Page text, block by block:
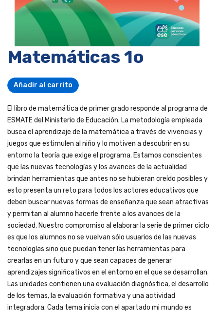
Matemáticas 1o
Añadir al carrito
El libro de matemática de primer grado responde al programa de ESMATE del Ministerio de Educación. La metodología empleada busca el aprendizaje de la matemática a través de vivencias y juegos que estimulen al niño y lo motiven a descubrir en su entorno la teoría que exige el programa. Estamos conscientes que las nuevas tecnologías y los avances de la actualidad brindan herramientas que antes no se hubieran creído posibles y esto presenta un reto para todos los actores educativos que deben buscar nuevas formas de enseñanza que sean atractivas y permitan al alumno hacerle frente a los avances de la sociedad. Nuestro compromiso al elaborar la serie de primer ciclo es que los alumnos no se vuelvan sólo usuarios de las nuevas tecnologías sino que puedan tener las herramientas para crearlas en un futuro y que sean capaces de generar aprendizajes significativos en el entorno en el que se desarrollan. Las unidades contienen una evaluación diagnóstica, el desarrollo de los temas, la evaluación formativa y una actividad integradora. Cada tema inicia con el apartado mi mundo es matemático cuyo objetivo es llamar la atención del alumno con una problemática del entorno que se relacione con el tema. El desarrollo del contenido es gradual y según sea necesario se cubren los temas con los siguientes apartados: De lo concreto a lo abstracto que presenta una situación real y la relaciona con el tema de manera que el alumno pueda concluir el concepto a partir de un ejemplo; Jugando aprendo que motiva a los alumnos a jugar y a partir del juego se le da cumplimiento a los indicadores de logro; y Con mi lápiz que plantea ejercicios para que los resuelvan los estudiantes. Esperamos que el libro motive no solo a los niños usuarios, sino a docentes, padres de familia y tutores en el aprendizaje de la matemática y que disfruten, como lo hizo el equipo de autores, la enseñanza de tan valiosa disciplina. El libro de matemática de primer grado responde al programa de ESMATE del Ministerio de Educación. La metodología empleada busca el aprendizaje de la matemática a través de vivencias y juegos que estimulen al niño y lo motiven a descubrir en su entorno la teoría que exige el programa. Estamos conscientes que las nuevas tecnologías y los avances de la actualidad brindan herramientas que antes no se hubieran creído posibles y esto presenta un reto para todos los actores educativos que deben buscar nuevas formas de enseñanza que sean atractivas y permitan al alumno hacerle frente a los avances de la sociedad. Nuestro compromiso al elaborar la serie de primer ciclo es que los alumnos no se vuelvan sólo usuarios de las nuevas tecnologías sino que puedan tener las herramientas para crearlas en un futuro y que sean capaces de generar aprendizajes significativos en el entorno en el que se desarrollan. Las unidades contienen una evaluación diagnóstica, el desarrollo de los temas, la evaluación formativa y una actividad integradora. Cada tema inicia con el apartado mi mundo es matemático cuyo objetivo es llamar la atención del alumno con una problemática del entorno que se relacione con el tema. El desarrollo del contenido es gradual y según sea necesario se cubren los temas con los siguientes apartados: De lo concreto a lo abstracto que presenta una situación real y la relaciona con el tema de manera que el alumno pueda concluir el concepto a partir de un ejemplo; Jugando aprendo que motiva a los alumnos a jugar y a partir del juego se le da cumplimiento a los indicadores de logro; y Con mi lápiz que plantea ejercicios para que los resuelvan los estudiantes. Esperamos que el libro motive no solo a los niños usuarios, sino a docentes, padres de familia y tutores en el aprendizaje de la matemática y que disfruten, como lo hizo el equipo de autores, la enseñanza de tan valiosa disciplina. El libro de matemática de primer grado responde al programa de ESMATE del Ministerio de Educación. La metodología empleada busca el aprendizaje de la matemática a través de vivencias y juegos que estimulen al niño y lo motiven a descubrir en su entorno la teoría que exige el programa. Estamos conscientes que las nuevas tecnologías y los avances de la actualidad brindan herramientas que antes no se hubieran creído posibles y esto presenta un reto para todos los actores educativos que deben buscar nuevas formas de enseñanza que sean atractivas y permitan al alumno hacerle frente a los avances de la sociedad. Nuestro compromiso al elaborar la serie de primer ciclo es que los alumnos no se vuelvan sólo usuarios de las nuevas tecnologías sino que puedan tener las herramientas para crearlas en un futuro y que sean capaces de generar aprendizajes significativos en el entorno en el que se desarrollan. Las unidades contienen una evaluación diagnóstica, el desarrollo de los temas, la evaluación formativa y una actividad integradora. Cada tema inicia con el apartado mi mundo es matemático cuyo objetivo es llamar la atención del alumno con una problemática del entorno que se relacione con el tema. El desarrollo del contenido es gradual y según sea necesario se cubren los temas con los siguientes apartados: De lo concreto a lo abstracto que presenta una situación real y la relaciona con el tema de manera que el alumno pueda concluir el concepto a partir de un ejemplo; Jugando aprendo que motiva a los alumnos a jugar y a partir del juego se le da cumplimiento a los indicadores de logro; y Con mi lápiz que plantea ejercicios para que los resuelvan los estudiantes. Esperamos que el libro motive no solo a los niños usuarios, sino a docentes, padres de familia y tutores en el aprendizaje de la matemática y que disfruten, como lo hizo el equipo de autores, la enseñanza de tan valiosa disciplina. El libro de matemática de primer grado responde al programa de ESMATE del Ministerio de Educación. La metodología empleada busca el aprendizaje de la matemática a través de vivencias y juegos que estimulen al niño y lo motiven a descubrir en su entorno la teoría que exige el programa. Estamos conscientes que las nuevas tecnologías y los avances de la actualidad brindan herramientas que antes no se hubieran creído posibles y esto presenta un reto para todos los actores educativos que deben buscar nuevas formas de enseñanza que sean atractivas y permitan al alumno hacerle frente a los avances de la sociedad. Nuestro compromiso al elaborar la serie de primer ciclo es que los alumnos no se vuelvan sólo usuarios de las nuevas tecnologías sino que puedan tener las herramientas para crearlas en un futuro y que sean capaces de generar aprendizajes significativos en el entorno en el que se desarrollan. Las unidades contienen una evaluación diagnóstica, el desarrollo de los temas, la evaluación formativa y una actividad integradora. Cada tema inicia con el apartado mi mundo es matemático cuyo objetivo es llamar la atención del alumno con una problemática del entorno que se relacione con el tema. El desarrollo del contenido es gradual y según sea necesario se cubren los temas con los siguientes apartados: De lo concreto a lo abstracto que presenta una situación real y la relaciona con el tema de manera que el alumno pueda concluir el concepto a partir de un ejemplo; Jugando aprendo que motiva a los alumnos a jugar y a partir del juego se le da cumplimiento a los indicadores de logro; y Con mi lápiz que plantea ejercicios para que los resuelvan los estudiantes. Esperamos que el libro motive no solo a los niños usuarios, sino a docentes, padres de familia y tutores en el aprendizaje de la matemática y que disfruten, como lo hizo el equipo de autores, la enseñanza de tan valiosa disciplina. El libro de matemática de primer grado responde al programa de ESMATE del Ministerio de Educación. La metodología empleada busca el aprendizaje de la matemática a través de vivencias y juegos que estimulen al niño y lo motiven a descubrir en su entorno la teoría que exige el programa. Estamos conscientes que las nuevas tecnologías y los avances de la actualidad brindan herramientas que antes no se hubieran creído posibles y esto presenta un reto para todos los actores educativos que deben buscar nuevas formas de enseñanza que sean atractivas y permitan al alumno hacerle frente a los avances de la sociedad. Nuestro compromiso al elaborar la serie de primer ciclo es que los alumnos no se vuelvan sólo usuarios de las nuevas tecnologías sino que puedan tener las herramientas para crearlas en un futuro y que sean capaces de generar aprendizajes significativos en el entorno en el que se desarrollan. Las unidades contienen una evaluación diagnóstica, el desarrollo de los temas, la evaluación formativa y una actividad integradora. Cada tema inicia con el apartado mi mundo es matemático cuyo objetivo es llamar la atención del alumno con una problemática del entorno que se relacione con el tema. El desarrollo del contenido es gradual y según sea necesario se cubren los temas con los siguientes apartados: De lo concreto a lo abstracto que presenta una situación real y la relaciona con el tema de manera que el alumno pueda concluir el concepto a partir de un ejemplo; Jugando aprendo que motiva a los alumnos a jugar y a partir del juego se le da cumplimiento a los indicadores de logro; y Con mi lápiz que plantea ejercicios para que los resuelvan los estudiantes. Esperamos que el libro motive no solo a los niños usuarios, sino a docentes, padres de familia y tutores en el aprendizaje de la matemática y que disfruten, como lo hizo el equipo de autores, la enseñanza de tan valiosa disciplina. El libro de matemática de primer grado responde al programa de ESMATE del Ministerio de Educación. La metodología empleada busca el aprendizaje de la matemática a través de vivencias y juegos que estimulen al niño y lo motiven a descubrir en su entorno la teoría que exige el programa. Estamos conscientes que las nuevas tecnologías y los avances de la actualidad brindan herramientas que antes no se hubieran creído posibles y esto pr